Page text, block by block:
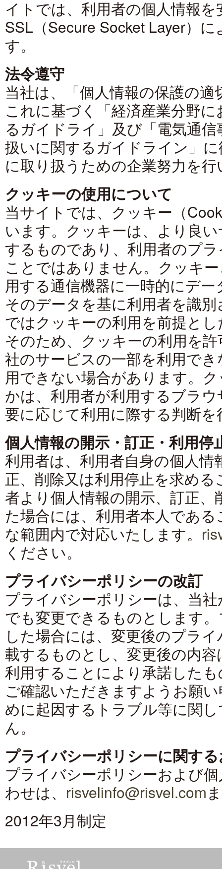
イトでは、利用者の個人情報
SSL（Secure Socket Layer）
す。
法令遵守
当社は、「個人情報の保護の
これに基づく「経済産業分野
るガイドライ」及び「電気通
扱いに関するガイドライン」
に取り扱うための企業努力を
クッキーの使用について
当サイトでは、クッキー（
います。クッキーは、より良
するものであり、利用者のプ
ことではありません。クッキ
用する通信機器に一時的にデ
そのデータを基に利用者を識
ではクッキーの利用を前提と
そのため、クッキーの利用を
社のサービスの一部を利用で
用できない場合があります。
かは、利用者が利用するブラ
要に応じて利用に際する判断
個人情報の開示・訂正・利用
利用者は、利用者自身の個人
正、削除又は利用停止を求め
者より個人情報の開示、訂正
た場合には、利用者本人であ
な範囲内で対応いたします。
ください。
プライバシーポリシーの改訂
プライバシーポリシーは、当
でも変更できるものとします
した場合には、変更後のプラ
載するものとし、変更後の内
利用することにより承諾した
ご確認いただきますようお願
めに起因するトラブル等に関
ん。
プライバシーポリシーに関す
プライバシーポリシーおよび
わせは、 risvelinfo@risvel.com
2012年3月制定